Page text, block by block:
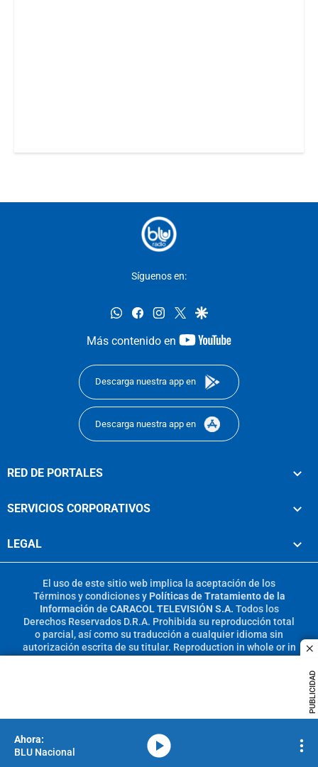
PUBLICIDAD
Síguenos en:
whatsappfacebookinstagram
twittergoogle
Más contenido en
youtube-
Descarga nuestra app en
Descarga nuestra app en
RED DE PORTALES
SERVICIOS CORPORATIVOS
LEGAL
El uso de este sitio web implica la aceptación de los
Términos y condicionesy Políticas de Tratamiento de la
Información de CARACOL TELEVISIÓN S.A. Todos los
Derechos Reservados D.R.A. Prohibida su reproducción total
o parcial, así como su traducción a cualquier idioma sin
autorización escrita de su titular. Reproduction in whole or in
BLU Nacional